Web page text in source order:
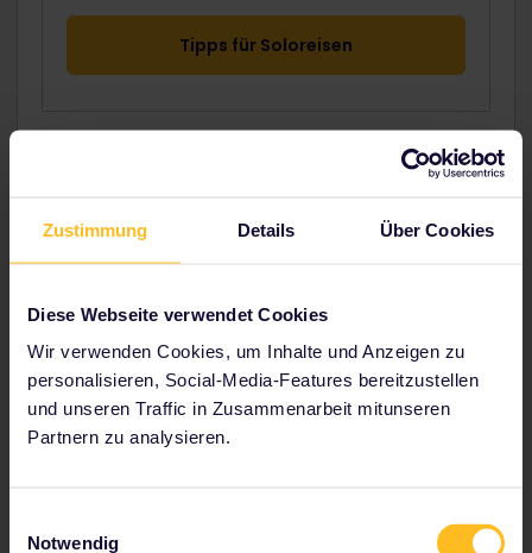
Zustimmung Details Über Cookies
Diese Webseite verwendet Cookies
Wir verwenden Cookies, um Inhalte und Anzeigen zu
personalisieren, Social-Media-Features bereitzustellen
und unseren Traffic in Zusammenarbeit mitunseren
Partnern zu analysieren.
Notwendig
Tipps für Soloreisen